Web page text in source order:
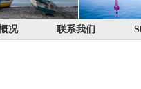
况 联系我们